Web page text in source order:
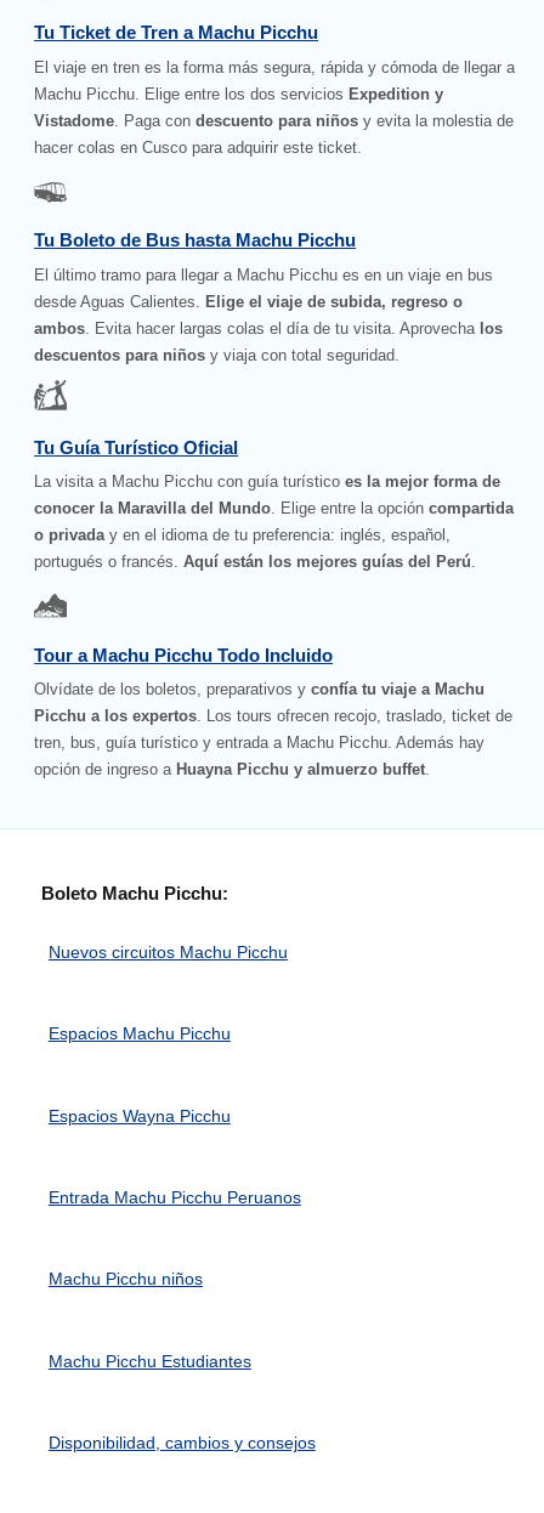
Tu Ticket de Tren a Machu Picchu
El viaje en tren es la forma más segura, rápida y cómoda de llegar a
Machu Picchu. Elige entre los dos servicios Expedition y
Vistadome . Paga condescuento para niños y evita la molestia de
hacer colas en Cusco para adquirir este ticket.
Tu Boleto de Bus hasta Machu Picchu
El último tramo para llegar a Machu Picchu es en un viaje en bus
desde Aguas Calientes. Elige el viaje de subida, regreso o
ambos . Evita hacer largas colas el día de tu visita. Aprovecha los
descuentos para niños y viaja con total seguridad.
Tu Guía Turístico Oficial
La visita a Machu Picchu con guía turístico es la mejor forma de
conocer la Maravilla del Mundo. Elige entre la opcióncompartida
o privaday en el idioma de tu preferencia: inglés, español,
portugués o francés.Aquí están los mejores guías del Perú.
Tour a Machu Picchu Todo Incluido
Olvídate de los boletos, preparativos yconfía tu viaje a Machu
Picchu a los expertos. Los tours ofrecen recojo, traslado, ticket de
tren, bus, guía turístico y entrada a Machu Picchu. Además hay
opción de ingreso a Huayna Picchu y almuerzo buffet.
Boleto Machu Picchu:
Nuevos circuitos Machu Picchu
Espacios Machu Picchu
Espacios Wayna Picchu
Entrada Machu Picchu Peruanos
Machu Picchu niños
Machu Picchu Estudiantes
Disponibilidad, cambios y consejos